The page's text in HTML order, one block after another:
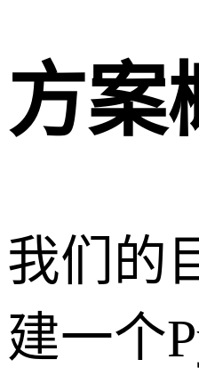
方案
我们的
建一个